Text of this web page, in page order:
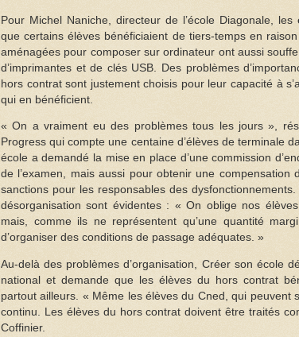
Pour Michel Naniche, directeur de l’école Diagonale,
que certains élèves bénéficiaient de tiers-temps en
aménagées pour composer sur ordinateur ont aussi
d’imprimantes et de clés USB. Des problèmes
hors contrat sont justement choisis pour leur capacité à
qui en bénéficient.
« On a vraiment eu des problèmes tous les jours »,
Progress qui compte une centaine d’élèves de terminale
école a demandé la mise en place d’une commission
de l’examen, mais aussi pour obtenir une
sanctions pour les responsables des
désorganisation sont évidentes : « On oblige nos
mais, comme ils ne représentent qu’une quantité
d’organiser des conditions de passage adéquates. »
Au-delà des problèmes d’organisation, Créer son école
national et demande que les élèves du hors contrat
partout ailleurs. « Même les élèves du Cned, qui peuvent
continu. Les élèves du hors contrat doivent être traités
Coffinier.